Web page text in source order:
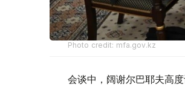
Photo credit: mfa.gov.kz
会谈中，阔谢尔巴耶夫高